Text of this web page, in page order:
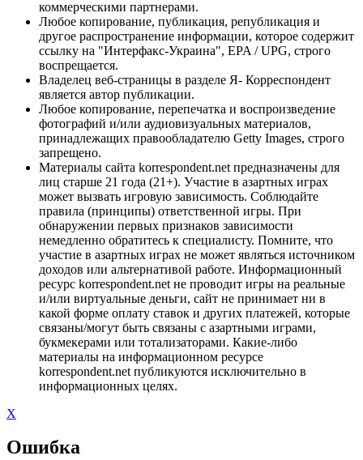
коммерческими партнерами.
Любое копирование, публикация, републикация и
другое распространение информации, которое содержит
ссылку на "Интерфакс-Украина", EPA / UPG, строго
воспрещается.
Владелец веб-страницы в разделе Я- Корреспондент
является автор публикации.
Любое копирование, перепечатка и воспроизведение
фотографий и/или аудиовизуальных материалов,
принадлежащих правообладателю Getty Images, строго
запрещено.
Материалы сайта korrespondent.net предназначены для
лиц старше 21 года (21+). Участие в азартных играх
может вызвать игровую зависимость. Соблюдайте
правила (принципы) ответственной игры. При
обнаружении первых признаков зависимости
немедленно обратитесь к специалисту. Помните, что
участие в азартных играх не может являться источником
доходов или альтернативой работе. Информационный
ресурс korrespondent.net не проводит игры на реальные
и/или виртуальные деньги, сайт не принимает ни в
какой форме оплату ставок и других платежей, которые
связаны/могут быть связаны с азартными играми,
букмекерами или тотализаторами. Какие-либо
материалы на информационном ресурсе
korrespondent.net публикуются исключительно в
информационных целях.
X
Ошибка